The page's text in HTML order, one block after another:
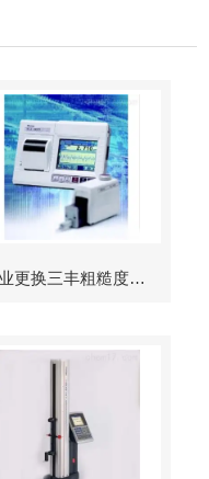
专业更换三丰粗糙度仪显示屏